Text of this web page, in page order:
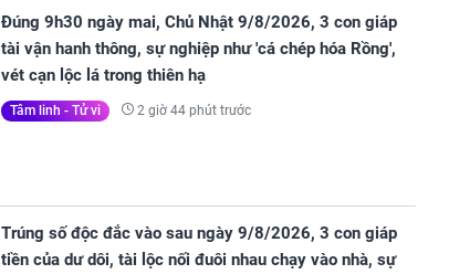
Đúng 9h30 ngày mai, Chủ Nhật 9/8/2026, 3 con giáp
tài vận hanh thông, sự nghiệp như 'cá chép hóa Rồng',
vét cạn lộc lá trong thiên hạ
Tâm linh - Tử vi 2 giờ 44 phút trước
Trúng số độc đắc vào sau ngày 9/8/2026, 3 con giáp
tiền của dư dôi, tài lộc nối đuôi nhau chạy vào nhà, sự